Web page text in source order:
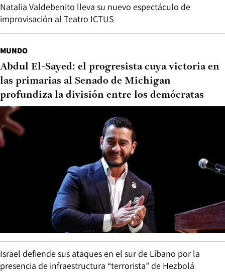
Natalia Valdebenito lleva su nuevo espectáculo de
improvisación al Teatro ICTUS
MUNDO
Abdul El-Sayed: el progresista cuya victoria en
las primarias al Senado de Michigan
profundiza la división entre los demócratas
Israel defiende sus ataques en el sur de Líbano por la
presencia de infraestructura “terrorista” de Hezbolá